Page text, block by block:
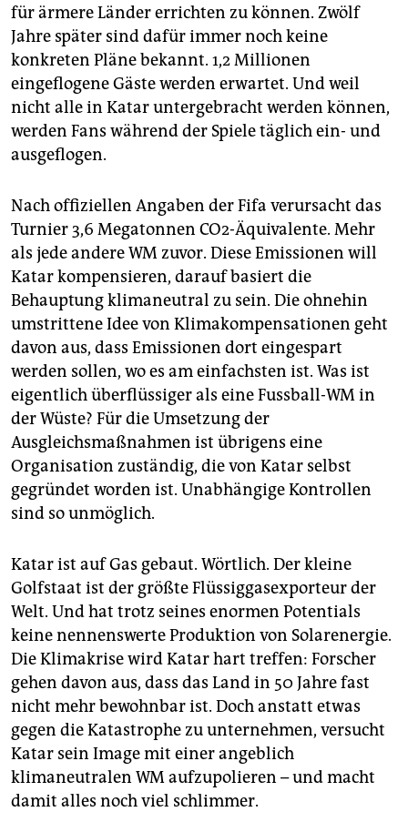
für ärmere Länder errichten zu können. Zwölf
Jahre später sind dafür immer noch keine
konkreten Pläne bekannt. 1,2 Millionen
eingeflogene Gäste werden erwartet. Und weil
nicht alle in Katar untergebracht werden können,
werden Fans während der Spiele täglich ein- und
ausgeflogen.
Nach offiziellen Angaben der Fifa verursacht das
Turnier 3,6 Megatonnen CO2-Äquivalente. Mehr
als jede andere WM zuvor. Diese Emissionen will
Katar kompensieren, darauf basiert die
Behauptung klimaneutral zu sein. Die ohnehin
umstrittene Idee von Klimakompensationen geht
davon aus, dass Emissionen dort eingespart
werden sollen, wo es am einfachsten ist. Was ist
eigentlich überflüssiger als eine Fussball-WM in
der Wüste? Für die Umsetzung der
Ausgleichsmaßnahmen ist übrigens eine
Organisation zuständig, die von Katar selbst
gegründet worden ist. Unabhängige Kontrollen
sind so unmöglich.
Katar ist auf Gas gebaut. Wörtlich. Der kleine
Golfstaat ist der größte Flüssiggasexporteur der
Welt. Und hat trotz seines enormen Potentials
keine nennenswerte Produktion von Solarenergie.
Die Klimakrise wird Katar hart treffen: Forscher
gehen davon aus, dass das Land in 50 Jahre fast
nicht mehr bewohnbar ist. Doch anstatt etwas
gegen die Katastrophe zu unternehmen, versucht
Katar sein Image mit einer angeblich
klimaneutralen WM aufzupolieren – und macht
damit alles noch viel schlimmer.